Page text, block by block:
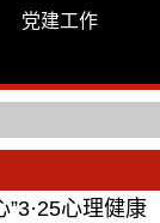
党建工作
心理健康